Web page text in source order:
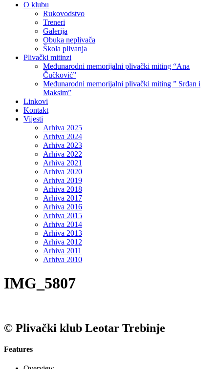
O klubu
Rukovodstvo
Treneri
Galerija
Obuka neplivača
Škola plivanja
Plivački mitinzi
Međunarodni memorijalni plivački miting “Ana
Čučković”
Međunarodni memorijalni plivački miting ” Srđan i
Maksim”
Linkovi
Kontakt
Vijesti
Arhiva 2025
Arhiva 2024
Arhiva 2023
Arhiva 2022
Arhiva 2021
Arhiva 2020
Arhiva 2019
Arhiva 2018
Arhiva 2017
Arhiva 2016
Arhiva 2015
Arhiva 2014
Arhiva 2013
Arhiva 2012
Arhiva 2011
Arhiva 2010
IMG_5807
© Plivački klub Leotar Trebinje
Features